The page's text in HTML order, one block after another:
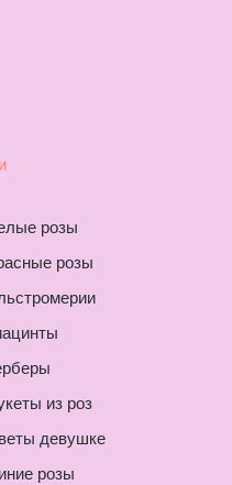
розы
розы
из роз
девушке
розы